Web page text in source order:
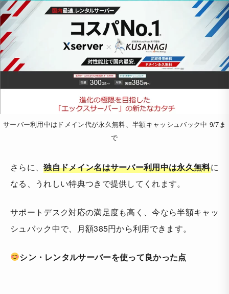
サーバー利用中はドメイン代が永久無料、半額キャッシュバック中 9/7ま
で
さらに、独自ドメイン名はサーバー利用中は永久無料に
なる、うれしい特典つきで提供してくれます。
サポートデスク対応の満足度も高く、今なら半額キャッ
シュバック中で、月額385円から利用できます。
シン・レンタルサーバーを使って良かった点